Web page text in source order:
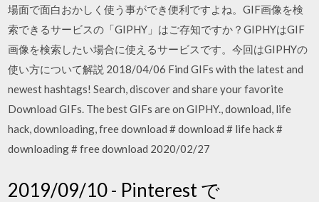
場面で面白おかしく使う事ができ便利ですよね。GIF画像を検
索できるサービスの「GIPHY」はご存知ですか？GIPHYはGIF
画像を検索したい場合に使えるサービスです。今回はGIPHYの
使い方について解説 2018/04/06 Find GIFs with the latest and
newest hashtags! Search, discover and share your favorite
Download GIFs. The best GIFs are on GIPHY., download, life
hack, downloading, free download # download # life hack #
downloading # free download 2020/02/27
2019/09/10 - Pinterest で